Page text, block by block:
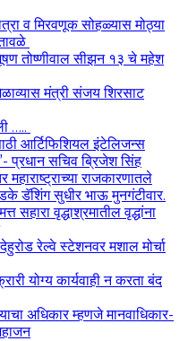
व मिरवणूक सोहळ्यास मोठ्या
तोष्णीवाल सीझन १३ चे महेश
मंत्री संजय शिरसाट
…..
आर्टिफिशियल इंटेलिजन्स
सचिव ब्रिजेश सिंह
राजकारणातले
डॅशिंग सुधीर भाऊ मुनगंटीवार.
सहारा वृद्धाश्रमातील वृद्धांना
रेल्वे स्टेशनवर मशाल मोर्चा
योग्य कार्यवाही न करता बंद
अधिकार म्हणजे मानवाधिकार-